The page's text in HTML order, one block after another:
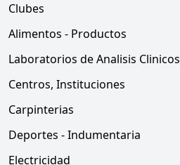
Clubes
Alimentos - Productos
Laboratorios de Analisis Clinicos
Centros, Instituciones
Carpinterias
Deportes - Indumentaria
Electricidad